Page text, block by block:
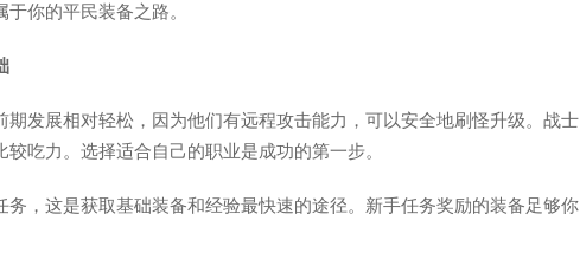
你的平民装备之路。
发展相对轻松，因为他们有远程攻击能力，可以安全地刷怪升级。战士
吃力。选择适合自己的职业是成功的第一步。
务，这是获取基础装备和经验最快速的途径。新手任务奖励的装备足够你